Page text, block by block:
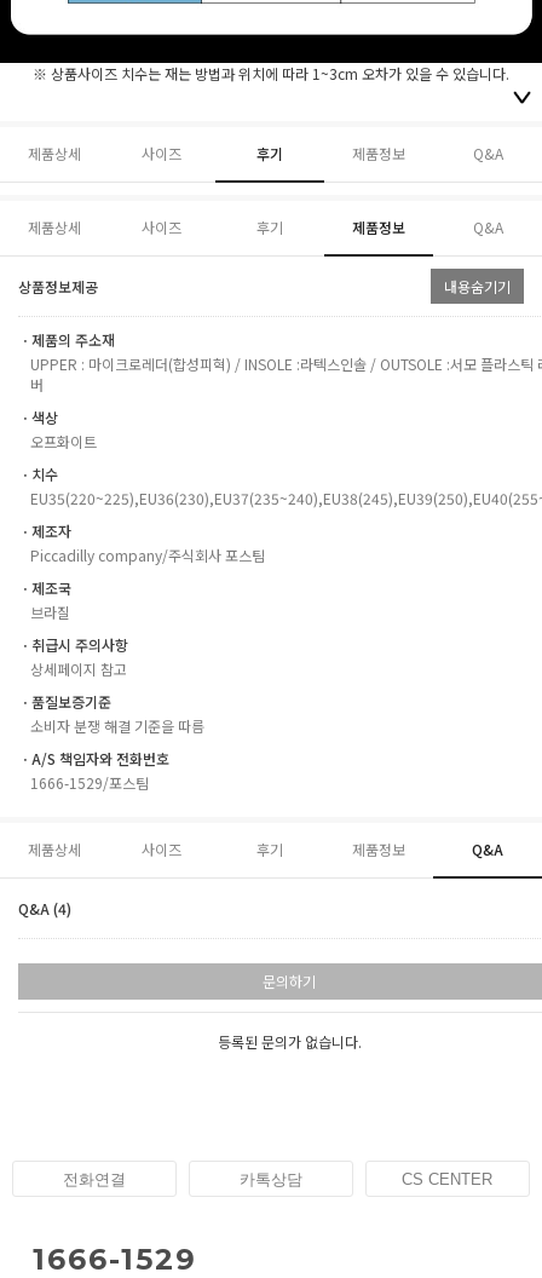
※ 상품사이즈 치수는 재는 방법과 위치에 따라 1~3cm 오차가 있을 수 있습니다.
제품상세 사이즈 후기 제품정보 Q&A
제품상세 사이즈 후기 제품정보 Q&A
상품정보제공 내용숨기기
ㆍ제품의 주소재
UPPER : 마이크로레더(합성피혁) / INSOLE :라텍스인솔 / OUTSOLE :서모 플라스틱
버
ㆍ색상
오프화이트
ㆍ치수
ㆍ제조자
Piccadilly company/주식회사 포스팀
ㆍ제조국
브라질
ㆍ취급시 주의사항
상세페이지 참고
ㆍ품질보증기준
소비자 분쟁 해결 기준을 따름
ㆍA/S 책임자와 전화번호
1666-1529/포스팀
제품상세 사이즈 후기 제품정보 Q&A
Q&A (4)
문의하기
등록된 문의가 없습니다.
전화연결 카톡상담 CS CENTER
1666-1529